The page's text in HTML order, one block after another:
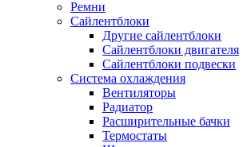
Ремни
Сайлентблоки
Другие сайлентблоки
Сайлентблоки двигателя
Сайлентблоки подвески
Система охлаждения
Вентиляторы
Радиатор
Расширительные бачки
Термостаты